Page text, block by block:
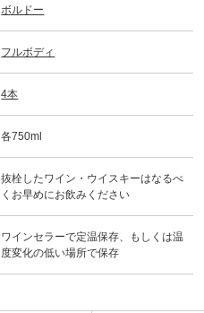
ボルドー
フルボディ
4本
各750ml
抜栓したワイン・ウイスキーはなるべ
くお早めにお飲みください
ワインセラーで定温保存、もしくは温
度変化の低い場所で保存